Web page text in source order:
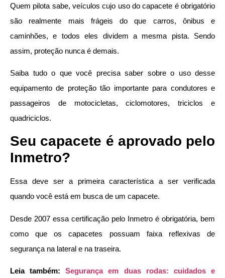
Quem pilota sabe, veículos cujo uso do capacete é obrigatório
são realmente mais frágeis do que carros, ônibus e
caminhões, e todos eles dividem a mesma pista. Sendo
assim, proteção nunca é demais.
Saiba tudo o que você precisa saber sobre o uso desse
equipamento de proteção tão importante para condutores e
passageiros de motocicletas, ciclomotores, triciclos e
quadriciclos.
Seu capacete é aprovado pelo
Inmetro?
Essa deve ser a primeira característica a ser verificada
quando você está em busca de um capacete.
Desde 2007 essa certificação pelo Inmetro é obrigatória, bem
como que os capacetes possuam faixa reflexivas de
segurança na lateral e na traseira.
Leia também:Segurança em duas rodas: cuidados e